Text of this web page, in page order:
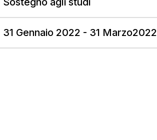
31 Gennaio 2022 - 31 Marzo2022